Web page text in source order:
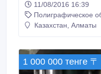
пульт управления.
стороне) Работает 220вольт. Максимальная
скорость 10000.
11/08/2016 16:39
Полиграфическое
Казахстан, Алматы
1 000 000 тенге 〒